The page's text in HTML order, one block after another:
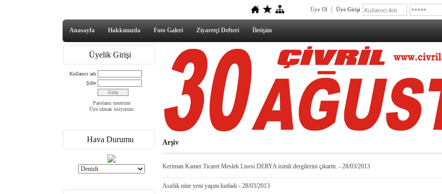
Üye Ol Üye Girişi
Anasayfa Hakkımızda Foto Galeri Ziyaretçi Defteri İletişim
Üyelik Girişi
Kullanıcı adı
Şifre
Parolamı unuttum
Üye olmak istiyorum
Hava Durumu Arşiv
Keriman Kamer Ticaret Meslek Lisesi DERYA isimli dergilerini çıkarttı. - 28/03/2013
Asırlık nine yeni yaşını kutladı - 28/03/2013